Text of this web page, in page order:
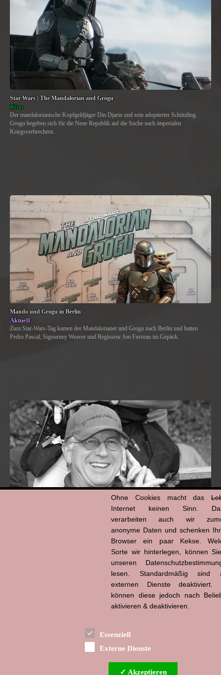
Star Wars | The Mandalorian and Grogu
Kino
Der mandalorianische Kopfgeldjäger Din Djarin und sein adoptierter Schützling
Grogu begeben sich für die Neue Republik auf die Suche nach imperialen
Kriegsverbrechern.
Mando und Grogu in Berlin
Aktuell
Zum Star-Wars-Tag kamen der Mandalorianer und Grogu nach Berlin und hatten
Pedro Pascal, Sigourney Weaver und Regisseur Jon Favreau im Gepäck.
Ohne Cookies macht das
Internet keinen Sinn.
verarbeiten auch wir
anonyme Daten und schenken
Browser ein paar Kekse.
Sorte wir hinterlegen, können
unseren
lesen. Standardmäßig sind
externen Dienste deaktiviert.
können diese jedoch nach
aktivieren & deaktivieren.
Essenziell
Externe Dienste
✓ Akzeptieren